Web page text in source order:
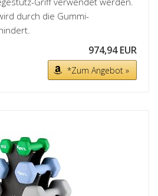
durch die Gummi-
974,94 EUR
*Zum Angebot »